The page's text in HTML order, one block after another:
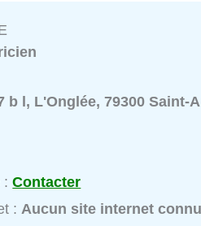
b l, L'Onglée, 79300 Saint-
:Contacter
:Aucun site internet connu